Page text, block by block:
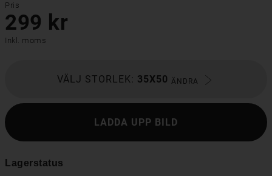
Pris
299 kr
Inkl. moms
VÄLJ STORLEK: 35X50 ÄNDRA
LADDA UPP BILD
Lagerstatus